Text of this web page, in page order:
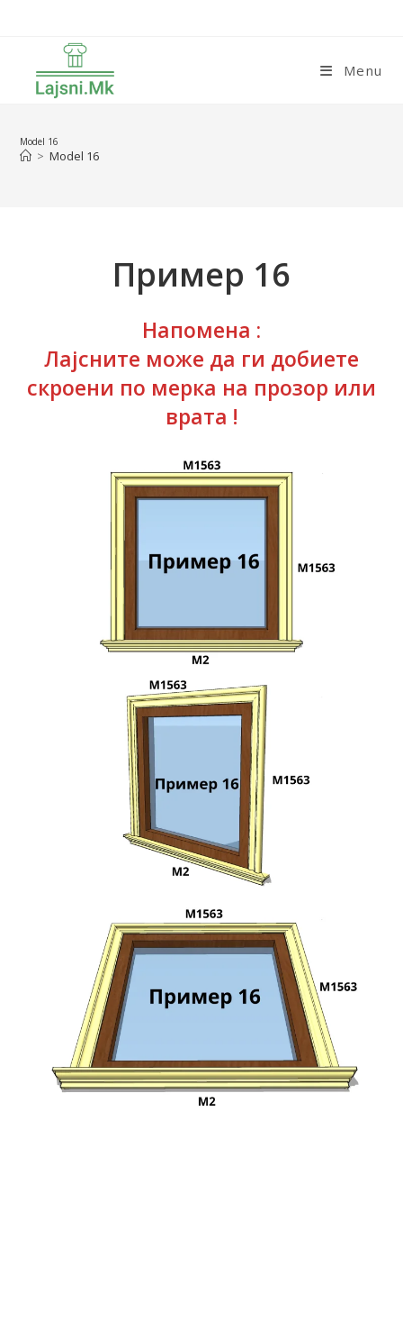
Menu
Model 16
> Model 16
Пример 16
Напомена :
Лајсните може да ги добиете
скроени по мерка на прозор или
врата !